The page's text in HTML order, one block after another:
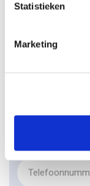
Statistieken
Marketing
Ja, ik wil